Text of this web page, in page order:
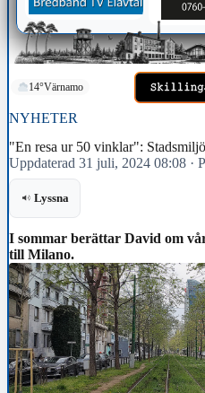
14°Värnamo
NYHETER
"En resa ur 50 vinklar":
Uppdaterad 31 juli, 2024 08:08 ·
Lyssna
I sommar berättar David om
till Milano.